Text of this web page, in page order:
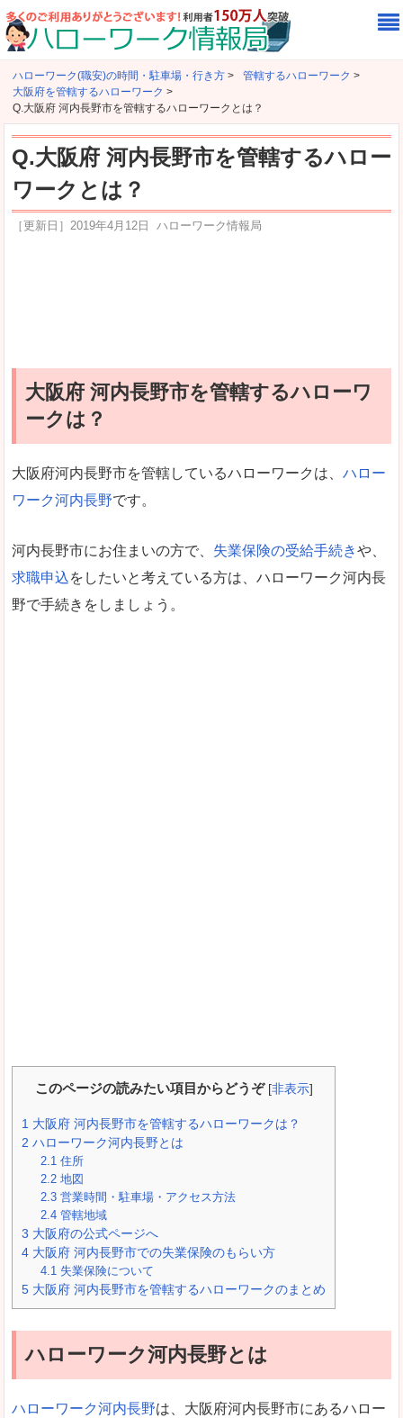
ハローワーク(職安)の時間・駐車場・行き方 > 管轄するハローワーク >
大阪府を管轄するハローワーク >
Q.大阪府 河内長野市を管轄するハローワークとは？
Q.大阪府 河内長野市を管轄するハロー
ワークとは？
［更新日］ 2019年4月12日 ハローワーク情報局
大阪府 河内長野市を管轄するハローワ
ークは？
大阪府河内長野市を管轄しているハローワークは、 ハロー
ワーク河内長野です。
河内長野市にお住まいの方で、 失業保険の受給手続きや、
求職申込をしたいと考えている方は、ハローワーク河内長
野で手続きをしましょう。
このページの読みたい項目からどうぞ [非表示]
1 大阪府 河内長野市を管轄するハローワークは？
2 ハローワーク河内長野とは
2.1 住所
2.2 地図
2.3 営業時間・駐車場・アクセス方法
2.4 管轄地域
3 大阪府の公式ページへ
4 大阪府 河内長野市での失業保険のもらい方
4.1 失業保険について
5 大阪府 河内長野市を管轄するハローワークのまとめ
ハローワーク河内長野とは
ハローワーク河内長野は、大阪府河内長野市にあるハロー